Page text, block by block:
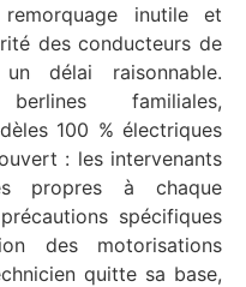
inutile et
des conducteurs de
délai raisonnable.
familiales,
100 % électriques
: les intervenants
propres à chaque
spécifiques
des motorisations
quitte sa base,